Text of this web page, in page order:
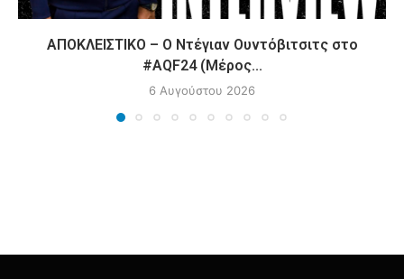
ΑΠΟΚΛΕΙΣΤΙΚΟ – Ο Ντέγιαν Ουντόβιτσιτς στο
#AQF24 (Μέρος...
6 Αυγούστου 2026